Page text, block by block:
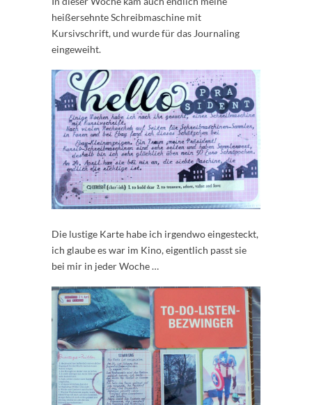
heißersehnte Schreibmaschine mit
Kursivschrift, und wurde für das Journaling
eingeweiht.
Die lustige Karte habe ich irgendwo eingesteckt,
ich glaube es war im Kino, eigentlich passt sie
bei mir in jeder Woche …